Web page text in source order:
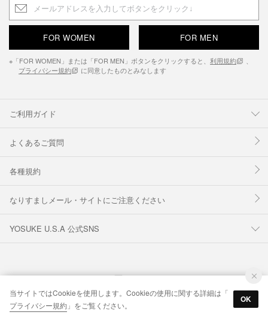
FOR WOMEN FOR MEN
※「FOR WOMEN」または「FOR MEN」ボタンをクリックすると、 利用規約
、
プライバシー規約
に同意したものとみなします
ご利用ガイド
よくあるご質問
各種規約
なりすましメール・サイトにご注意ください
YOSUKE U.S.A 公式SNS
© IDO CORPORATION Co.,Ltd. Inc.
当サイトではCookieを使用します。Cookieの使用に関する詳細は「
プライバシー規約 」をご覧ください。
OK